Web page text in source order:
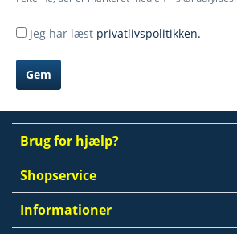
Jeg har læst privatlivspolitikken.
Gem
Brug for hjælp?
Shopservice
Informationer